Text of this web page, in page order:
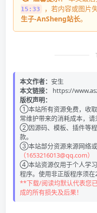
15:33
，若内容或图片
生子-AnSheng站长。
本文作者： 安生
本文链接：
https://
版权声明：
①本站所有资源免费，收
常维护带来的消耗成本，请
②因源码、模板、插件等
款。
③本站部分资源来源网络或
（1653216013@qq.com）
④本站资源仅用于个人学
程序。使用非正版程序须在
**下载/阅读均默认代表您
成的所有损失及后果！